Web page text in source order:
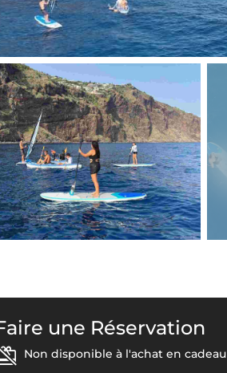
une Réservation
Non disponible à l'achat en cadeau